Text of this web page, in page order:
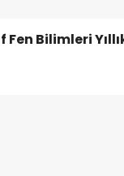
Fen Bilimleri